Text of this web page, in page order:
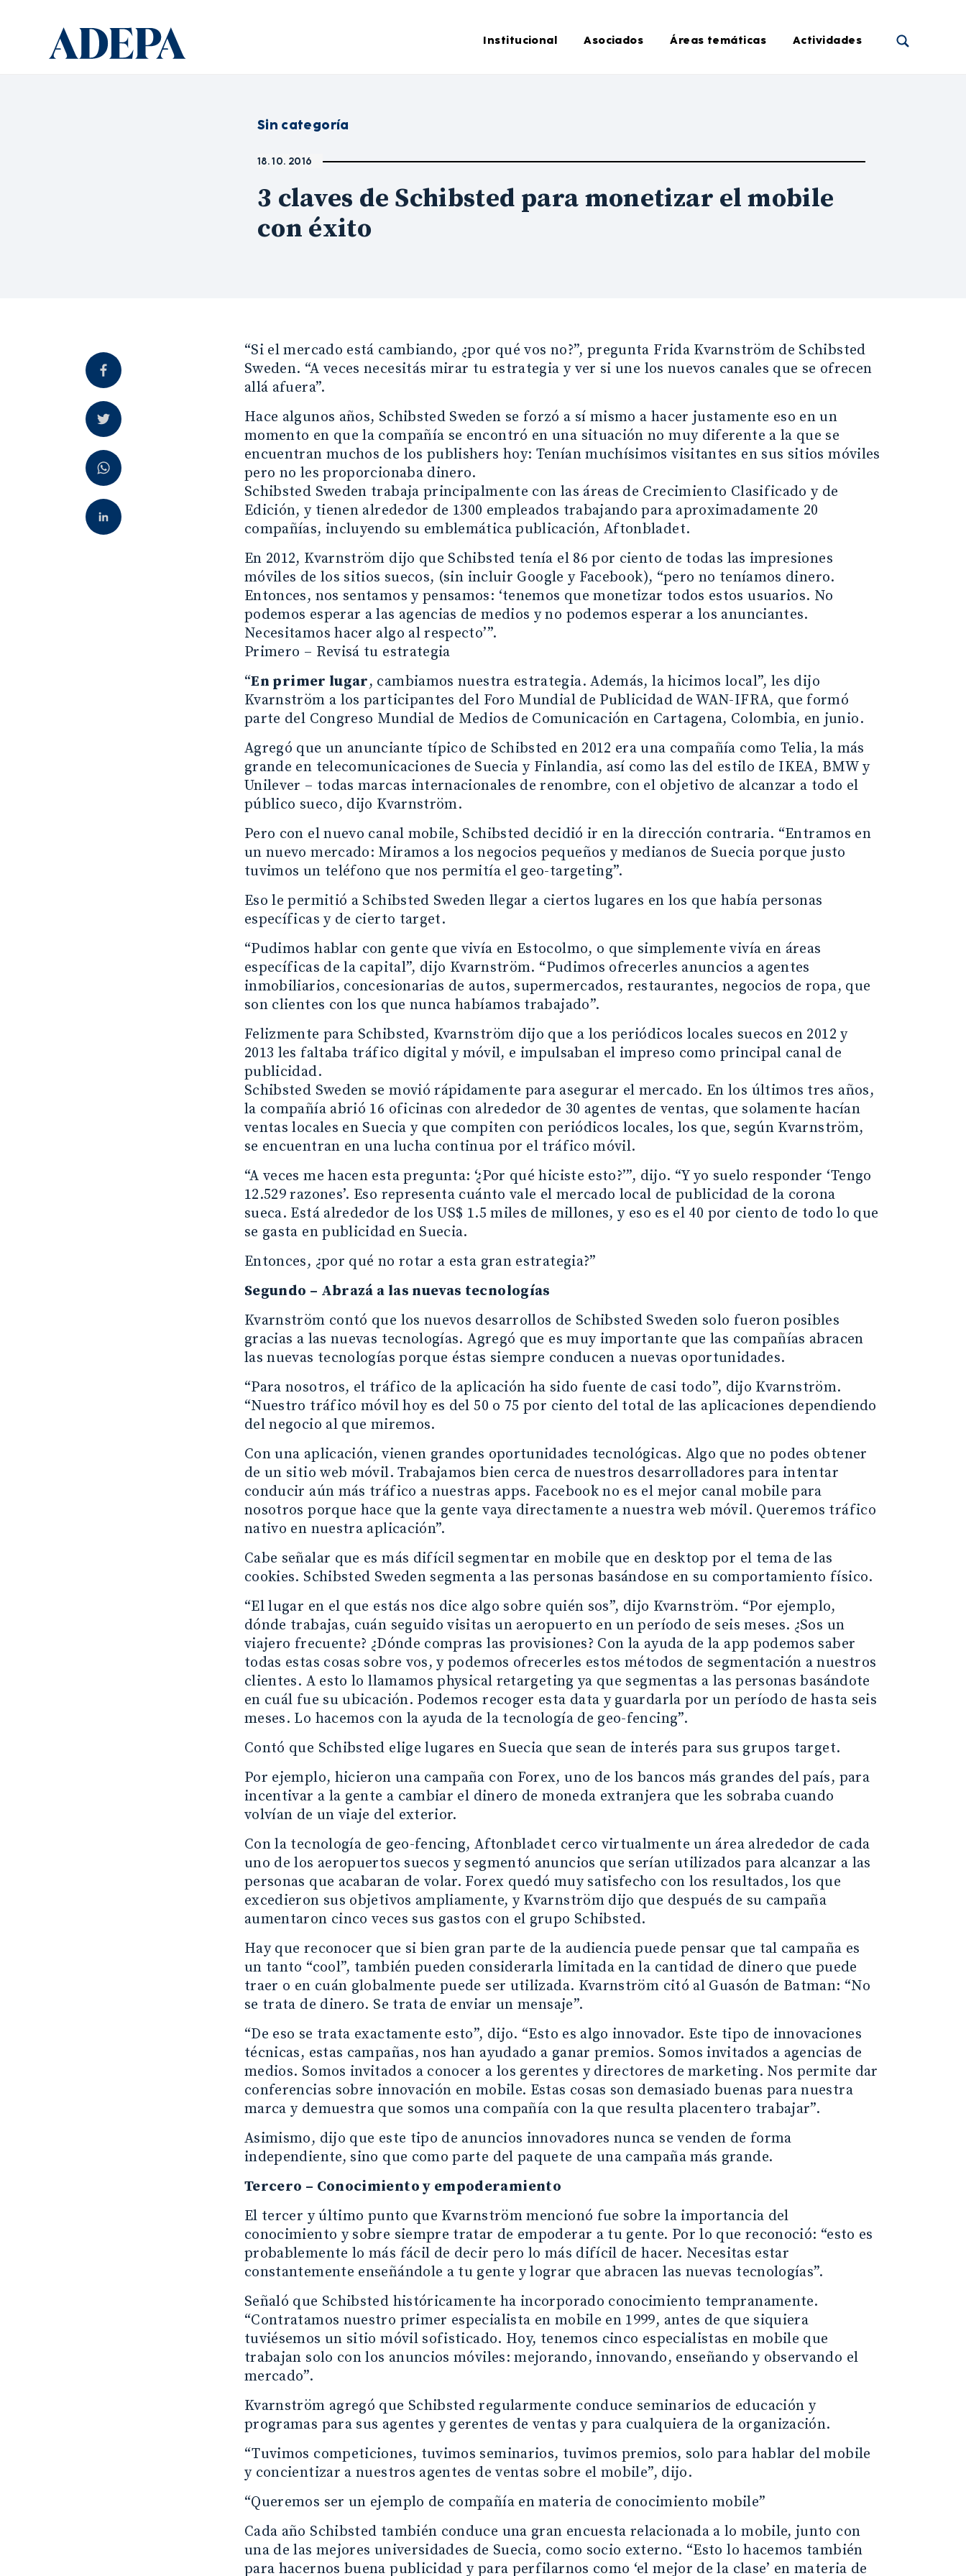
Institucional Asociados Áreas temáticas Actividades
Sin categoría
18. 10. 2016
3 claves de Schibsted para monetizar el mobile
con éxito
“Si el mercado está cambiando, ¿por qué vos no?”, pregunta Frida Kvarnström de Schibsted
Sweden. “A veces necesitás mirar tu estrategia y ver si une los nuevos canales que se ofrecen
allá afuera”.
Hace algunos años, Schibsted Sweden se forzó a sí mismo a hacer justamente eso en un
momento en que la compañía se encontró en una situación no muy diferente a la que se
encuentran muchos de los publishers hoy: Tenían muchísimos visitantes en sus sitios móviles
pero no les proporcionaba dinero.
Schibsted Sweden trabaja principalmente con las áreas de Crecimiento Clasificado y de
Edición, y tienen alrededor de 1300 empleados trabajando para aproximadamente 20
compañías, incluyendo su emblemática publicación, Aftonbladet.
En 2012, Kvarnström dijo que Schibsted tenía el 86 por ciento de todas las impresiones
móviles de los sitios suecos, (sin incluir Google y Facebook), “pero no teníamos dinero.
Entonces, nos sentamos y pensamos: ‘tenemos que monetizar todos estos usuarios. No
podemos esperar a las agencias de medios y no podemos esperar a los anunciantes.
Necesitamos hacer algo al respecto’”.
Primero – Revisá tu estrategia
“En primer lugar, cambiamos nuestra estrategia. Además, la hicimos local”, les dijo
Kvarnström a los participantes del Foro Mundial de Publicidad de WAN-IFRA, que formó
parte del Congreso Mundial de Medios de Comunicación en Cartagena, Colombia, en junio.
Agregó que un anunciante típico de Schibsted en 2012 era una compañía como Telia, la más
grande en telecomunicaciones de Suecia y Finlandia, así como las del estilo de IKEA, BMW y
Unilever – todas marcas internacionales de renombre, con el objetivo de alcanzar a todo el
público sueco, dijo Kvarnström.
Pero con el nuevo canal mobile, Schibsted decidió ir en la dirección contraria. “Entramos en
un nuevo mercado: Miramos a los negocios pequeños y medianos de Suecia porque justo
tuvimos un teléfono que nos permitía el geo-targeting”.
Eso le permitió a Schibsted Sweden llegar a ciertos lugares en los que había personas
específicas y de cierto target.
“Pudimos hablar con gente que vivía en Estocolmo, o que simplemente vivía en áreas
específicas de la capital”, dijo Kvarnström. “Pudimos ofrecerles anuncios a agentes
inmobiliarios, concesionarias de autos, supermercados, restaurantes, negocios de ropa, que
son clientes con los que nunca habíamos trabajado”.
Felizmente para Schibsted, Kvarnström dijo que a los periódicos locales suecos en 2012 y
2013 les faltaba tráfico digital y móvil, e impulsaban el impreso como principal canal de
publicidad.
Schibsted Sweden se movió rápidamente para asegurar el mercado. En los últimos tres años,
la compañía abrió 16 oficinas con alrededor de 30 agentes de ventas, que solamente hacían
ventas locales en Suecia y que compiten con periódicos locales, los que, según Kvarnström,
se encuentran en una lucha continua por el tráfico móvil.
“A veces me hacen esta pregunta: ‘¿Por qué hiciste esto?’”, dijo. “Y yo suelo responder ‘Tengo
12.529 razones’. Eso representa cuánto vale el mercado local de publicidad de la corona
sueca. Está alrededor de los US$ 1.5 miles de millones, y eso es el 40 por ciento de todo lo que
se gasta en publicidad en Suecia.
Entonces, ¿por qué no rotar a esta gran estrategia?”
Segundo – Abrazá a las nuevas tecnologías
Kvarnström contó que los nuevos desarrollos de Schibsted Sweden solo fueron posibles
gracias a las nuevas tecnologías. Agregó que es muy importante que las compañías abracen
las nuevas tecnologías porque éstas siempre conducen a nuevas oportunidades.
“Para nosotros, el tráfico de la aplicación ha sido fuente de casi todo”, dijo Kvarnström.
“Nuestro tráfico móvil hoy es del 50 o 75 por ciento del total de las aplicaciones dependiendo
del negocio al que miremos.
Con una aplicación, vienen grandes oportunidades tecnológicas. Algo que no podes obtener
de un sitio web móvil. Trabajamos bien cerca de nuestros desarrolladores para intentar
conducir aún más tráfico a nuestras apps. Facebook no es el mejor canal mobile para
nosotros porque hace que la gente vaya directamente a nuestra web móvil. Queremos tráfico
nativo en nuestra aplicación”.
Cabe señalar que es más difícil segmentar en mobile que en desktop por el tema de las
cookies. Schibsted Sweden segmenta a las personas basándose en su comportamiento físico.
“El lugar en el que estás nos dice algo sobre quién sos”, dijo Kvarnström. “Por ejemplo,
dónde trabajas, cuán seguido visitas un aeropuerto en un período de seis meses. ¿Sos un
viajero frecuente? ¿Dónde compras las provisiones? Con la ayuda de la app podemos saber
todas estas cosas sobre vos, y podemos ofrecerles estos métodos de segmentación a nuestros
clientes. A esto lo llamamos physical retargeting ya que segmentas a las personas basándote
en cuál fue su ubicación. Podemos recoger esta data y guardarla por un período de hasta seis
meses. Lo hacemos con la ayuda de la tecnología de geo-fencing”.
Contó que Schibsted elige lugares en Suecia que sean de interés para sus grupos target.
Por ejemplo, hicieron una campaña con Forex, uno de los bancos más grandes del país, para
incentivar a la gente a cambiar el dinero de moneda extranjera que les sobraba cuando
volvían de un viaje del exterior.
Con la tecnología de geo-fencing, Aftonbladet cerco virtualmente un área alrededor de cada
uno de los aeropuertos suecos y segmentó anuncios que serían utilizados para alcanzar a las
personas que acabaran de volar. Forex quedó muy satisfecho con los resultados, los que
excedieron sus objetivos ampliamente, y Kvarnström dijo que después de su campaña
aumentaron cinco veces sus gastos con el grupo Schibsted.
Hay que reconocer que si bien gran parte de la audiencia puede pensar que tal campaña es
un tanto “cool”, también pueden considerarla limitada en la cantidad de dinero que puede
traer o en cuán globalmente puede ser utilizada. Kvarnström citó al Guasón de Batman: “No
se trata de dinero. Se trata de enviar un mensaje”.
“De eso se trata exactamente esto”, dijo. “Esto es algo innovador. Este tipo de innovaciones
técnicas, estas campañas, nos han ayudado a ganar premios. Somos invitados a agencias de
medios. Somos invitados a conocer a los gerentes y directores de marketing. Nos permite dar
conferencias sobre innovación en mobile. Estas cosas son demasiado buenas para nuestra
marca y demuestra que somos una compañía con la que resulta placentero trabajar”.
Asimismo, dijo que este tipo de anuncios innovadores nunca se venden de forma
independiente, sino que como parte del paquete de una campaña más grande.
Tercero – Conocimiento y empoderamiento
El tercer y último punto que Kvarnström mencionó fue sobre la importancia del
conocimiento y sobre siempre tratar de empoderar a tu gente. Por lo que reconoció: “esto es
probablemente lo más fácil de decir pero lo más difícil de hacer. Necesitas estar
constantemente enseñándole a tu gente y lograr que abracen las nuevas tecnologías”.
Señaló que Schibsted históricamente ha incorporado conocimiento tempranamente.
“Contratamos nuestro primer especialista en mobile en 1999, antes de que siquiera
tuviésemos un sitio móvil sofisticado. Hoy, tenemos cinco especialistas en mobile que
trabajan solo con los anuncios móviles: mejorando, innovando, enseñando y observando el
mercado”.
Kvarnström agregó que Schibsted regularmente conduce seminarios de educación y
programas para sus agentes y gerentes de ventas y para cualquiera de la organización.
“Tuvimos competiciones, tuvimos seminarios, tuvimos premios, solo para hablar del mobile
y concientizar a nuestros agentes de ventas sobre el mobile”, dijo.
“Queremos ser un ejemplo de compañía en materia de conocimiento mobile”
Cada año Schibsted también conduce una gran encuesta relacionada a lo mobile, junto con
una de las mejores universidades de Suecia, como socio externo. “Esto lo hacemos también
para hacernos buena publicidad y para perfilarnos como ‘el mejor de la clase’ en materia de